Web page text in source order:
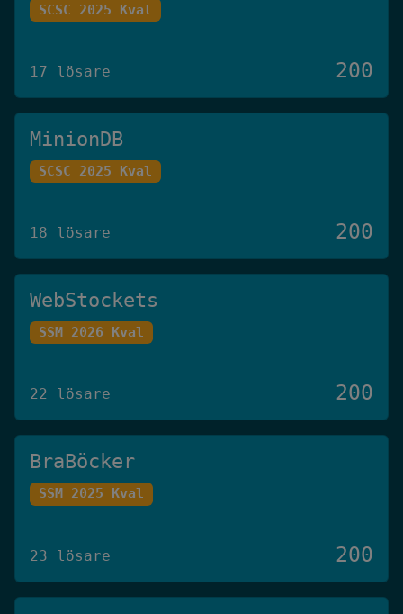
SCSC 2025 Kval
17 lösare 200
MinionDB
SCSC 2025 Kval
18 lösare 200
WebStockets
SSM 2026 Kval
22 lösare 200
BraBöcker
SSM 2025 Kval
23 lösare 200